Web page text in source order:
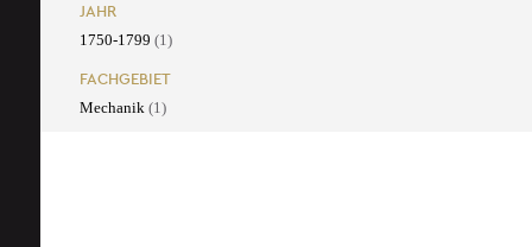
JAHR
1750-1799 (1)
FACHGEBIET
Mechanik (1)